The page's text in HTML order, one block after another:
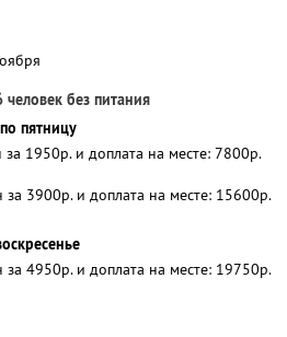
без питания
пятницу
1950р. и доплата на месте: 7800р.
3900р. и доплата на месте: 15600р.
4950р. и доплата на месте: 19750р.